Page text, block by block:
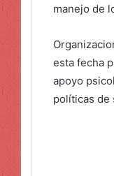
manejo de
esta fecha
apoyo
políticas de